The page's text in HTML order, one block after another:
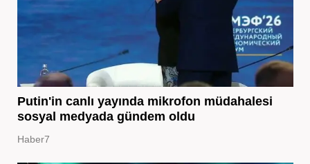
Putin'in canlı yayında mikrofon müdahalesi
sosyal medyada gündem oldu
Haber7